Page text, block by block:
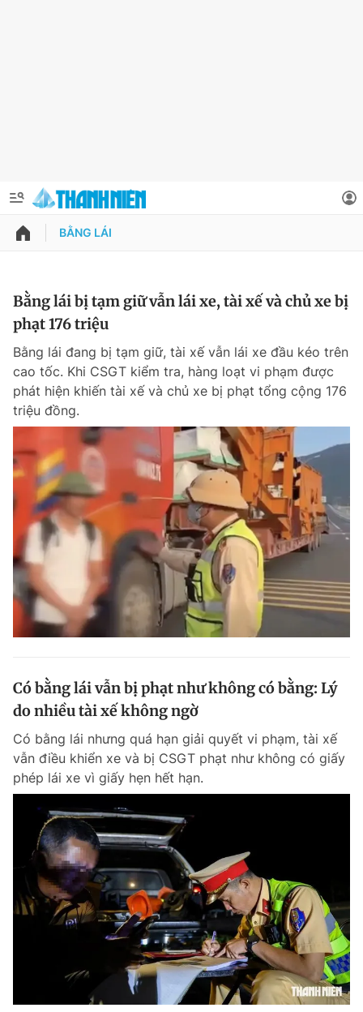
QUẢNG CÁO
Chuyên mục khác
Chào ngày mới
Tin thị trường Tin 360
Video Magazine
Sản phẩm khác
Tiện ích Bạn cần biết
Đọc Thanh Niên trên điện thoại
Theo dõi báo trên
Liên hệ quảng cáo
0908 780 404
Quảng cáo RSS Tòa soạn Chính sách bảo
Thông tin tài khoản
Đổi mật khẩu
Tin đã lưu
Tin đã xem
Đăng xuất
BẰNG LÁI
Bằng lái bị tạm giữ vẫn lái xe, tài xế và chủ xe bị
phạt 176 triệu
Bằng lái đang bị tạm giữ, tài xế vẫn lái xe đầu kéo trên
cao tốc. Khi CSGT kiểm tra, hàng loạt vi phạm được
phát hiện khiến tài xế và chủ xe bị phạt tổng cộng 176
triệu đồng.
Có bằng lái vẫn bị phạt như không có bằng: Lý
do nhiều tài xế không ngờ
Có bằng lái nhưng quá hạn giải quyết vi phạm, tài xế
vẫn điều khiển xe và bị CSGT phạt như không có giấy
phép lái xe vì giấy hẹn hết hạn.